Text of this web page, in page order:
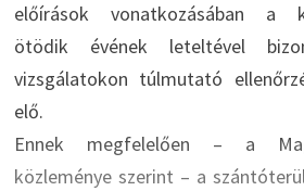
előírások vonatkozásában a
ötödik évének leteltével
vizsgálatokon túlmutató
elő.
Ennek megfelelően – a
közleménye szerint – a